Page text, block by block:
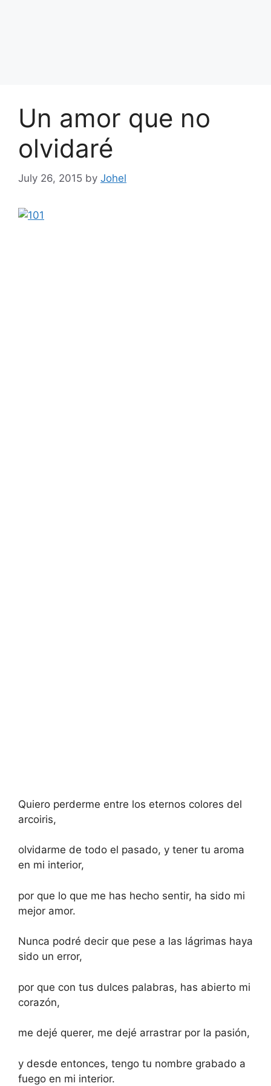
Un amor que no
olvidaré
July 26, 2015 by Johel
Quiero perderme entre los eternos colores del
arcoiris,
olvidarme de todo el pasado, y tener tu aroma
en mi interior,
por que lo que me has hecho sentir, ha sido mi
mejor amor.
Nunca podré decir que pese a las lágrimas haya
sido un error,
por que con tus dulces palabras, has abierto mi
corazón,
me dejé querer, me dejé arrastrar por la pasión,
y desde entonces, tengo tu nombre grabado a
fuego en mi interior.